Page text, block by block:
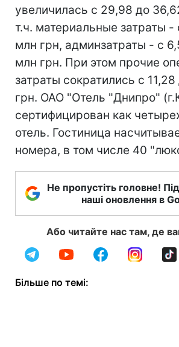
увеличилась с 29,98 до
т.ч. материальные затраты -
млн грн, админзатраты - с
млн грн. При этом прочие
затраты сократились с
грн. ОАО "Отель "Днипро"
сертифицирован как
отель. Гостиница
номера, в том числе 40
Не пропустіть головне!
наші оновлення в
Або читайте нас там, де
Більше по темі: